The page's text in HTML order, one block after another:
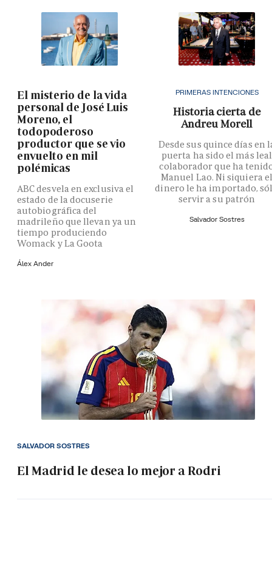
El misterio de la vida
personal de José Luis
Moreno, el
todopoderoso
productor que se vio
envuelto en mil
polémicas
ABC desvela en exclusiva el
estado de la docuserie
autobiográfica del
madrileño que llevan ya un
tiempo produciendo
Womack y La Goota
Álex Ander
PRIMERAS INTENCIONES
Historia cierta de
Andreu Morell
Desde sus quince días en
puerta ha sido el más leal
colaborador que ha
Manuel Lao. Ni siquiera
dinero le ha importado,
servir a su patrón
Salvador Sostres
El Madrid le desea lo mejor a Rodri
SALVADOR SOSTRES